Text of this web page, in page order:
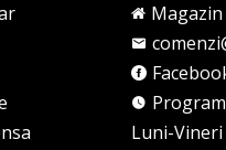
Luni-Vineri